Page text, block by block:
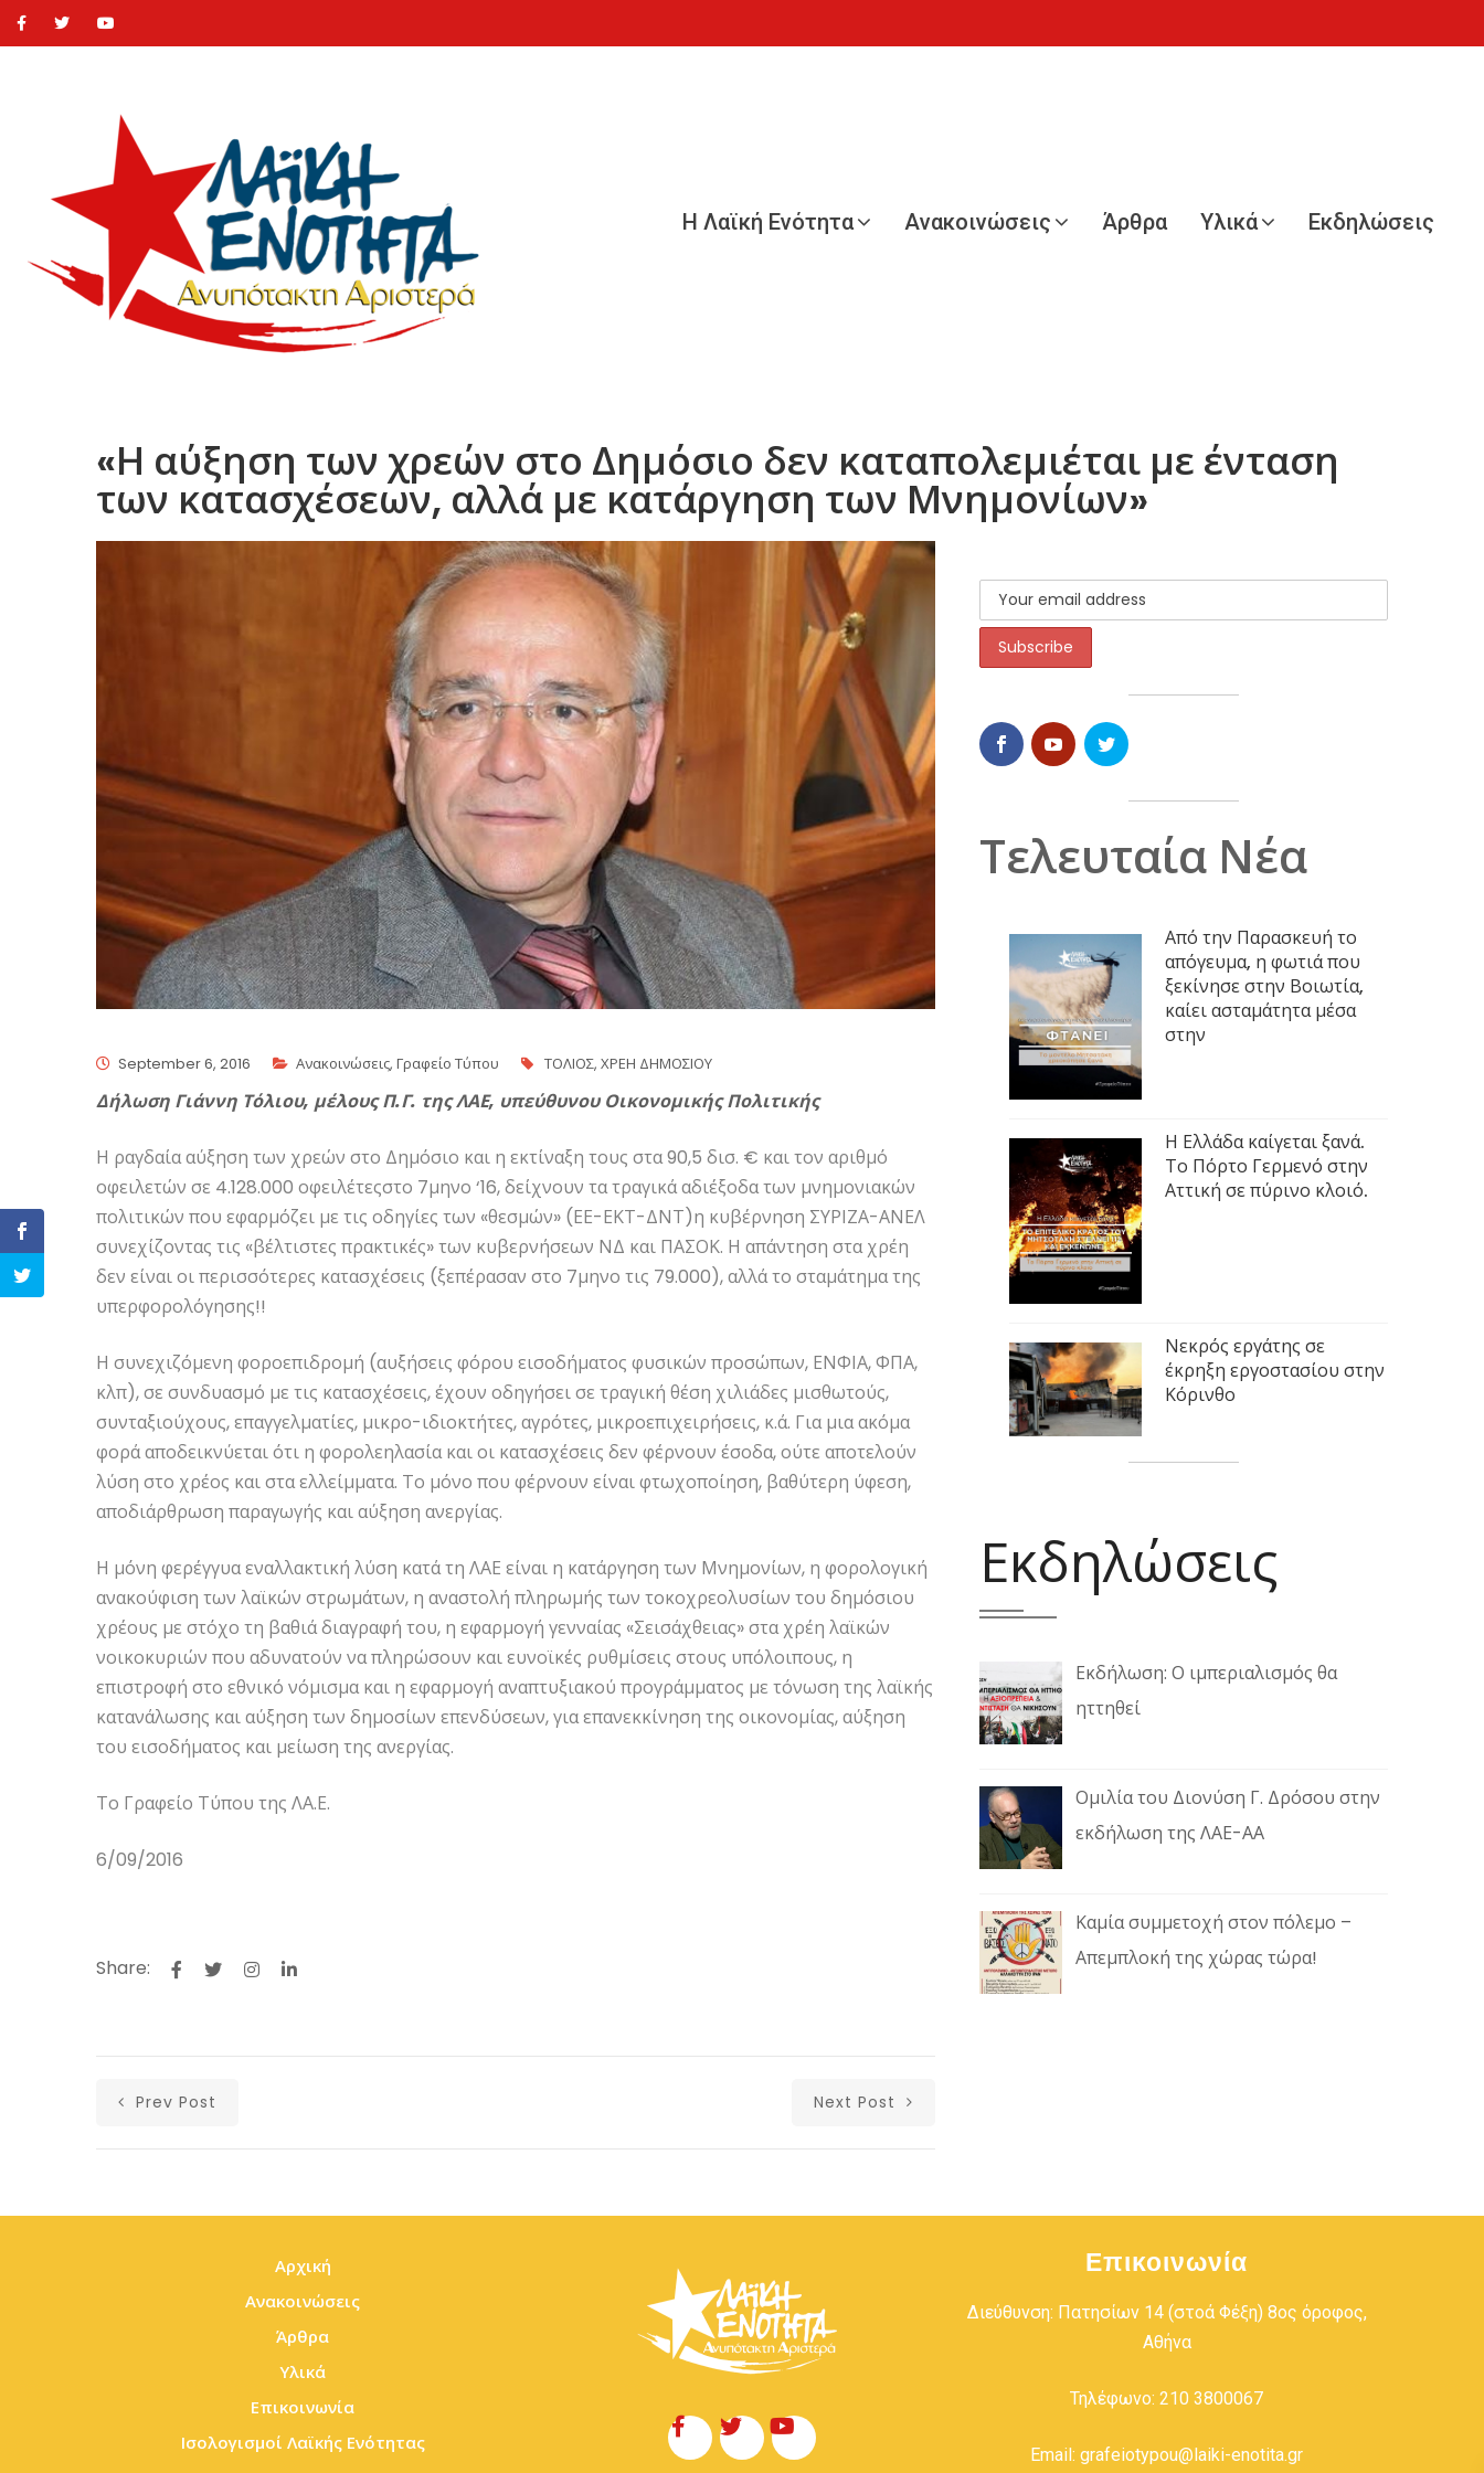
Η Λαϊκή Ενότητα Ανακοινώσεις Άρθρα Υλικά Εκδηλώσεις
«Η αύξηση των χρεών στο Δημόσιο δεν καταπολεμιέται με ένταση
των κατασχέσεων, αλλά με κατάργηση των Μνημονίων»
September 6, 2016 Ανακοινώσεις, Γραφείο Τύπου ΤΟΛΙΟΣ, ΧΡΕΗ ΔΗΜΟΣΙΟΥ
Δήλωση Γιάννη Τόλιου, μέλους Π.Γ. της ΛΑΕ, υπεύθυνου Οικονομικής Πολιτικής
Η ραγδαία αύξηση των χρεών στο Δημόσιο και η εκτίναξη τους στα 90,5 δισ. € και τον αριθμό
οφειλετών σε 4.128.000 οφειλέτεςστο 7μηνο ‘16, δείχνουν τα τραγικά αδιέξοδα των μνημονιακών
πολιτικών που εφαρμόζει με τις οδηγίες των «θεσμών» (ΕΕ-ΕΚΤ-ΔΝΤ)η κυβέρνηση ΣΥΡΙΖΑ-ΑΝΕΛ
συνεχίζοντας τις «βέλτιστες πρακτικές» των κυβερνήσεων ΝΔ και ΠΑΣΟΚ. Η απάντηση στα χρέη
δεν είναι οι περισσότερες κατασχέσεις (ξεπέρασαν στο 7μηνο τις 79.000), αλλά το σταμάτημα της
υπερφορολόγησης!!
Η συνεχιζόμενη φοροεπιδρομή (αυξήσεις φόρου εισοδήματος φυσικών προσώπων, ΕΝΦΙΑ, ΦΠΑ,
κλπ), σε συνδυασμό με τις κατασχέσεις, έχουν οδηγήσει σε τραγική θέση χιλιάδες μισθωτούς,
συνταξιούχους, επαγγελματίες, μικρο-ιδιοκτήτες, αγρότες, μικροεπιχειρήσεις, κ.ά. Για μια ακόμα
φορά αποδεικνύεται ότι η φορολεηλασία και οι κατασχέσεις δεν φέρνουν έσοδα, ούτε αποτελούν
λύση στο χρέος και στα ελλείμματα. Το μόνο που φέρνουν είναι φτωχοποίηση, βαθύτερη ύφεση,
αποδιάρθρωση παραγωγής και αύξηση ανεργίας.
Η μόνη φερέγγυα εναλλακτική λύση κατά τη ΛΑΕ είναι η κατάργηση των Μνημονίων, η φορολογική
ανακούφιση των λαϊκών στρωμάτων, η αναστολή πληρωμής των τοκοχρεολυσίων του δημόσιου
χρέους με στόχο τη βαθιά διαγραφή του, η εφαρμογή γενναίας «Σεισάχθειας» στα χρέη λαϊκών
νοικοκυριών που αδυνατούν να πληρώσουν και ευνοϊκές ρυθμίσεις στους υπόλοιπους, η
επιστροφή στο εθνικό νόμισμα και η εφαρμογή αναπτυξιακού προγράμματος με τόνωση της λαϊκής
κατανάλωσης και αύξηση των δημοσίων επενδύσεων, για επανεκκίνηση της οικονομίας, αύξηση
του εισοδήματος και μείωση της ανεργίας.
Το Γραφείο Τύπου της ΛΑ.Ε.
6/09/2016
Share:
Prev Post Next Post
Τελευταία Νέα
Από την Παρασκευή το
απόγευμα, η φωτιά που
ξεκίνησε στην Βοιωτία,
καίει ασταμάτητα μέσα
στην
Η Ελλάδα καίγεται ξανά.
Το Πόρτο Γερμενό στην
Αττική σε πύρινο κλοιό.
Νεκρός εργάτης σε
έκρηξη εργοστασίου στην
Κόρινθο
Εκδηλώσεις
Εκδήλωση: Ο ιμπεριαλισμός θα
ηττηθεί
Ομιλία του Διονύση Γ. Δρόσου στην
εκδήλωση της ΛΑΕ-ΑΑ
Καμία συμμετοχή στον πόλεμο –
Απεμπλοκή της χώρας τώρα!
Αρχική
Ανακοινώσεις
Άρθρα
Υλικά
Επικοινωνία
Ισολογισμοί Λαϊκής Ενότητας
Επικοινωνία
Διεύθυνση: Πατησίων 14 (στοά Φέξη) 8ος όροφος,
Αθήνα
Τηλέφωνο: 210 3800067
Email: grafeiotypou@laiki-enotita.gr